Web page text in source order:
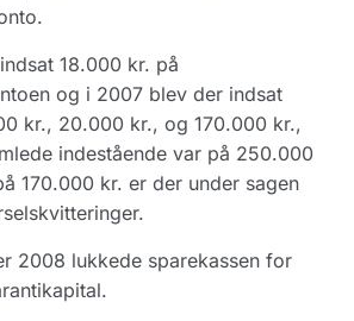
18.000 kr. på
og i 2007 blev der indsat
kr., 20.000 kr., og 170.000 kr.,
indestående var på 250.000
170.000 kr. er der under sagen
2008 lukkede sparekassen for